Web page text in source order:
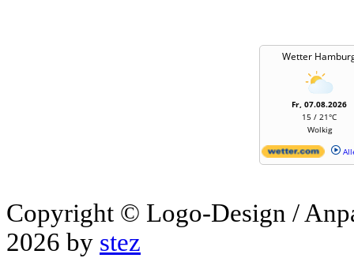
Wetter
Fr, 07.08.2026
15 / 21°C
Wolkig
Copyright © Logo-Design /
2026 by stez